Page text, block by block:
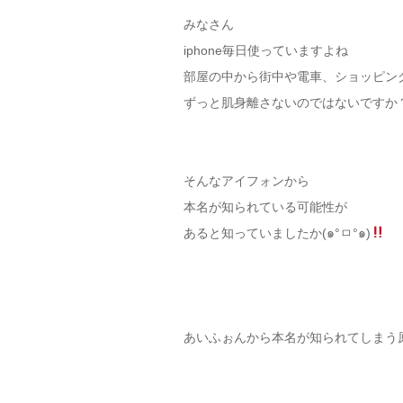
みなさん
iphone毎日使っていますよね
部屋の中から街中や電車、ショッピン
ずっと肌身離さないのではないですか
そんなアイフォンから
本名が知られている可能性が
あると知っていましたか(๑°ㅁ°๑)
あいふぉんから本名が知られてしまう